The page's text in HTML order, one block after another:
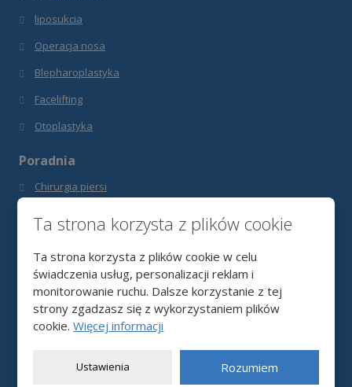
liposukcia
Operacja nosa
Blepharoplastyka
Facelifting
Otoplastyka
Poradnia
Chirurgia piersi
FAQ
Gdzie nas znaleźć
Klinika POLMEDICANA
700 30 Ostrava
Ta strona korzysta z plików cookie
Ta strona korzysta z plików cookie w celu
świadczenia usług, personalizacji reklam i
monitorowanie ruchu. Dalsze korzystanie z tej
strony zgadzasz się z wykorzystaniem plików
cookie.Więcej informacji
Ustawienia Rozumiem